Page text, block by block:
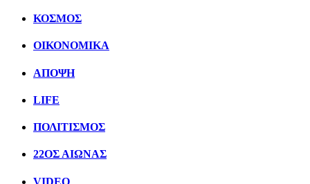
ΚΟΣΜΟΣ
ΟΙΚΟΝΟΜΙΚΑ
ΑΠΟΨΗ
LIFE
ΠΟΛΙΤIΣΜΟΣ
22ΟΣ ΑΙΩΝΑΣ
VIDEO